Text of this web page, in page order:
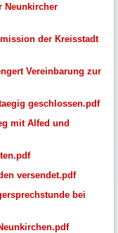
Neunkircher
der Kreisstadt
Vereinbarung zur
geschlossen.pdf
mit Alfed und
versendet.pdf
bei